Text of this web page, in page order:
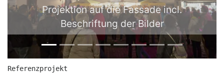
Projektion auf die Fassade incl.
Beschriftung der Bilder
r
o
u
e
t
Referenzprojekt